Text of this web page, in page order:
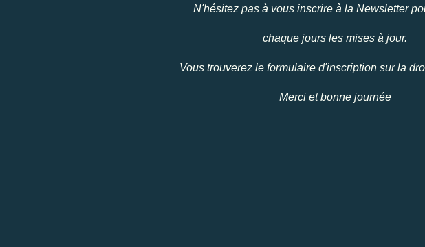
N'hésitez pas à vous inscrire à la Newsletter
chaque jours les mises à jour.
Vous trouverez le formulaire d'inscription sur la
Merci et bonne journée